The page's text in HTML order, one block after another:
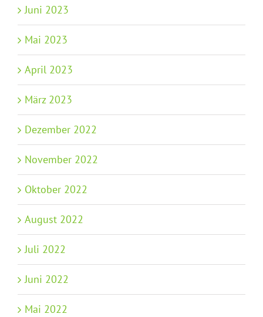
Juni 2023
Mai 2023
April 2023
März 2023
Dezember 2022
November 2022
Oktober 2022
August 2022
Juli 2022
Juni 2022
Mai 2022